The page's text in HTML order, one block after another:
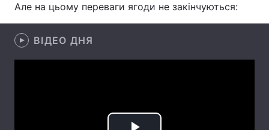
Інтерв'ю Думки
Архів
Контакти
Але на цьому переваги ягоди не закінчуються:
ВІДЕО ДНЯ